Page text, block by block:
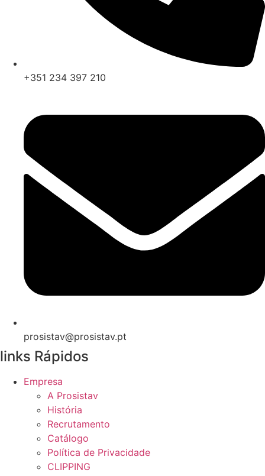
+351 234 397 210
prosistav@prosistav.pt
links Rápidos
Empresa
A Prosistav
História
Recrutamento
Catálogo
Política de Privacidade
CLIPPING